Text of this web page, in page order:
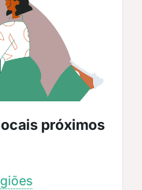
próximos